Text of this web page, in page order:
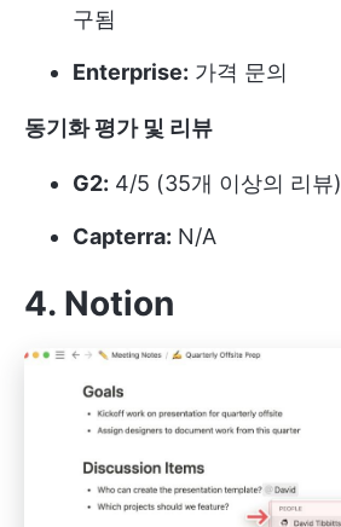
구됨
Enterprise: 가격 문의
동기화 평가 및 리뷰
G2: 4/5 (35개 이상의 리뷰)
Capterra: N/A
4. Notion